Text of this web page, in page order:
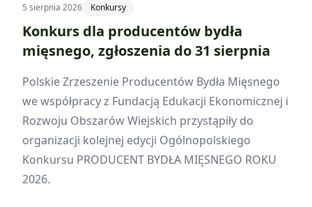
5 sierpnia 2026 Konkursy
Konkurs dla producentów bydła
mięsnego, zgłoszenia do 31 sierpnia
Polskie Zrzeszenie Producentów Bydła Mięsnego
we współpracy z Fundacją Edukacji Ekonomicznej i
Rozwoju Obszarów Wiejskich przystąpiły do
organizacji kolejnej edycji Ogólnopolskiego
Konkursu PRODUCENT BYDŁA MIĘSNEGO ROKU
2026.